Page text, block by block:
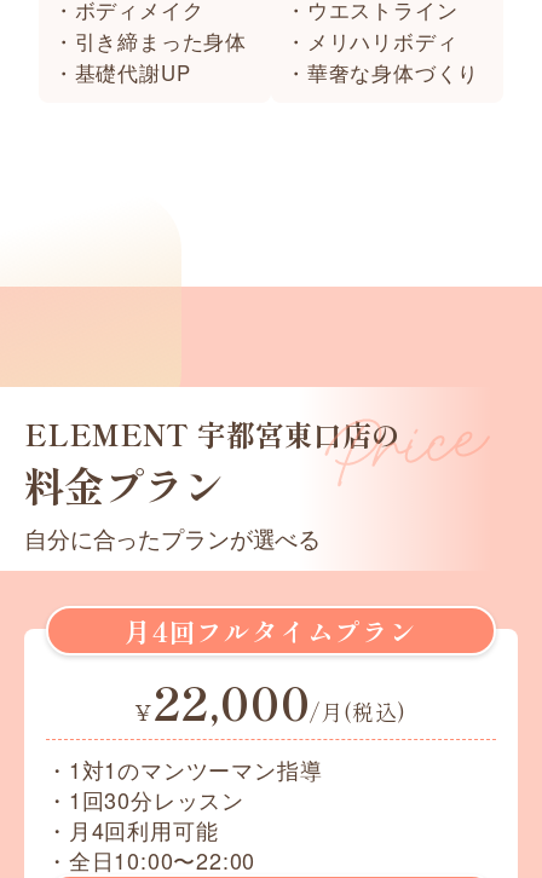
・ボディメイク
・引き締まった身体
・基礎代謝UP
・ウエストライン
・メリハリボディ
・華奢な身体づくり
ELEMENT 宇都宮東口店の
料金プラン
自分に合ったプランが選べる
月4回フルタイムプラン
¥22,000/月(税込)
・1対1のマンツーマン指導
・1回30分レッスン
・月4回利用可能
・全日10:00〜22:00